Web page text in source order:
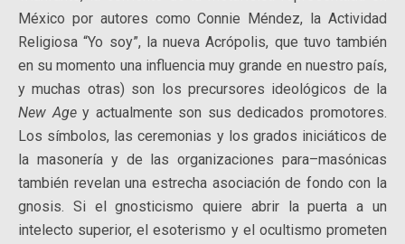
México por autores como Connie Méndez, la Actividad
Religiosa “Yo soy”, la nueva Acrópolis, que tuvo también
en su momento una influencia muy grande en nuestro país,
y muchas otras) son los precursores ideológicos de la
New Agey actualmente son sus dedicados promotores.
Los símbolos, las ceremonias y los grados iniciáticos de
la masonería y de las organizaciones para–masónicas
también revelan una estrecha asociación de fondo con la
gnosis. Si el gnosticismo quiere abrir la puerta a un
intelecto superior, el esoterismo y el ocultismo prometen